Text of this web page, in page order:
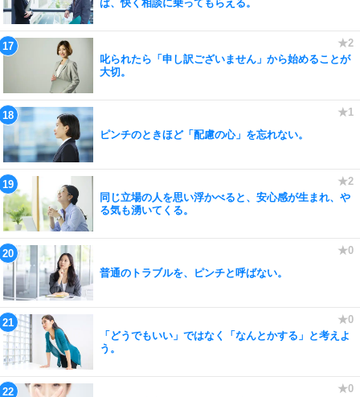
ば、快く相談に乗ってもらえる。
叱られたら「申し訳ございません」から始めることが
大切。
ピンチのときほど「配慮の心」を忘れない。
同じ立場の人を思い浮かべると、安心感が生まれ、や
る気も湧いてくる。
普通のトラブルを、ピンチと呼ばない。
「どうでもいい」ではなく「なんとかする」と考えよ
う。